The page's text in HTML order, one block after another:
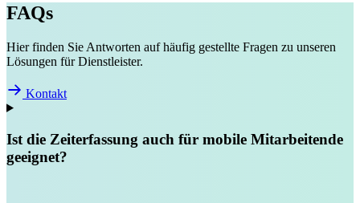
FAQs
Hier finden Sie Antworten auf häufig gestellte Fragen zu unseren
Lösungen für Dienstleister.
Kontakt
Ist die Zeiterfassung auch für mobile Mitarbeitende
geeignet?